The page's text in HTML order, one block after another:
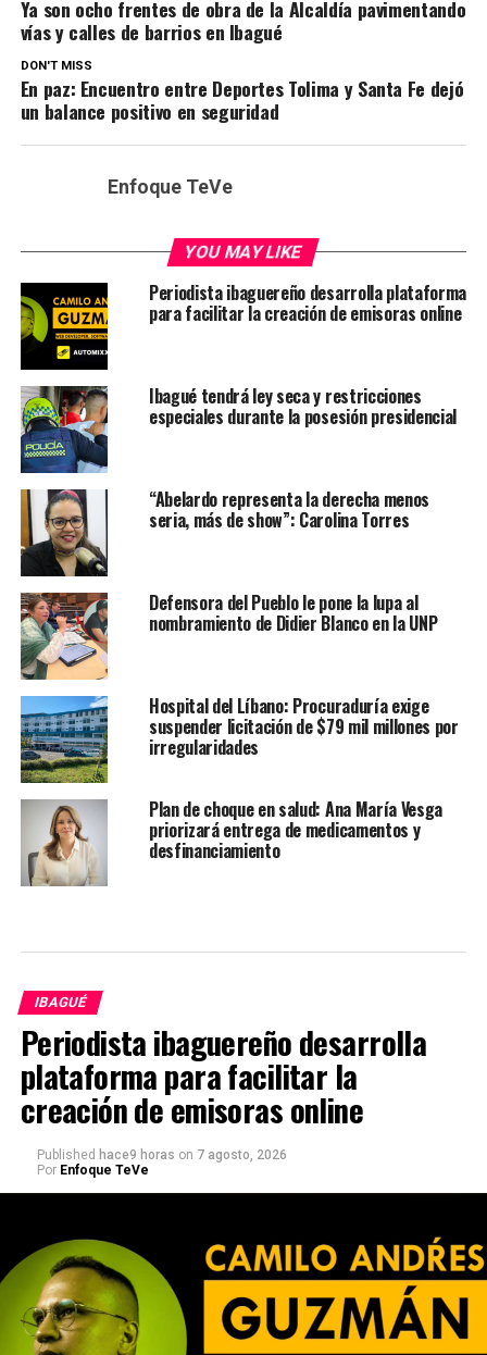
Ya son ocho frentes de obra de la Alcaldía pavimentando
vías y calles de barrios en Ibagué
DON'T MISS
En paz: Encuentro entre Deportes Tolima y Santa Fe dejó
un balance positivo en seguridad
Enfoque TeVe
YOU MAY LIKE
Periodista ibaguereño desarrolla plataforma
para facilitar la creación de emisoras online
Ibagué tendrá ley seca y restricciones
especiales durante la posesión presidencial
“Abelardo representa la derecha menos
seria, más de show”: Carolina Torres
Defensora del Pueblo le pone la lupa al
nombramiento de Didier Blanco en la UNP
Hospital del Líbano: Procuraduría exige
suspender licitación de $79 mil millones por
irregularidades
Plan de choque en salud: Ana María Vesga
priorizará entrega de medicamentos y
desfinanciamiento
IBAGUÉ
Periodista ibaguereño desarrolla
plataforma para facilitar la
creación de emisoras online
Published hace9 horas on 7 agosto, 2026
Por Enfoque TeVe